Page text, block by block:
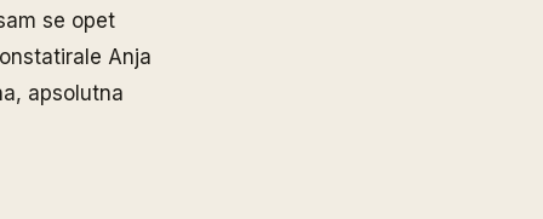
se opet
Anja
apsolutna